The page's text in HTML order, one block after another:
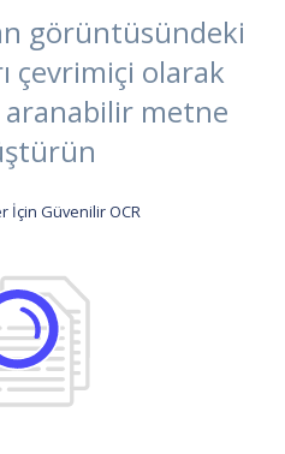
görüntüsündeki
çevrimiçi olarak
metne
İçin Güvenilir OCR